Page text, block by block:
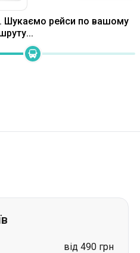
Шукаємо рейси по вашому
від 490 грн